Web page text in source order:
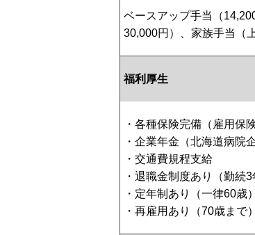
ベースアップ手当（
30,000円）、家族手当（
福利厚生
・各種保険完備（雇用保
・企業年金（北海道病院
・交通費規程支給
・退職金制度あり（勤続3
・定年制あり（一律60歳）
・再雇用あり（70歳まで）